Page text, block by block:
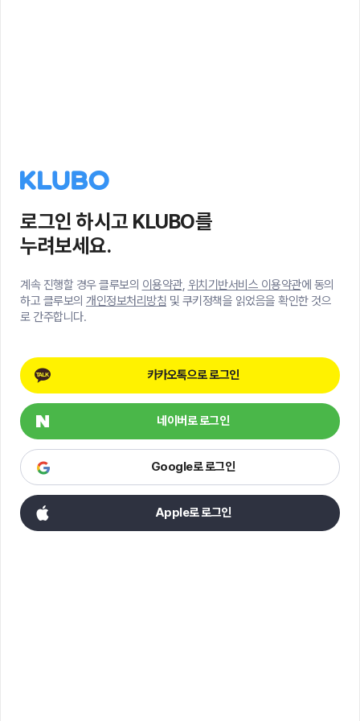
로그인 하시고 KLUBO를
누려보세요.
계속 진행할 경우 클루보의 이용약관, 위치기반서비스 이용약관에 동의
하고 클루보의 개인정보처리방침 및 쿠키정책을 읽었음을 확인한 것으
로 간주합니다.
카카오톡으로 로그인
네이버로 로그인
Google로 로그인
Apple로 로그인